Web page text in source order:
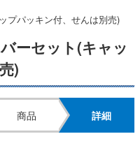
プパッキン付、せんは別売)
ーセット(キャッ
)
商品 詳細